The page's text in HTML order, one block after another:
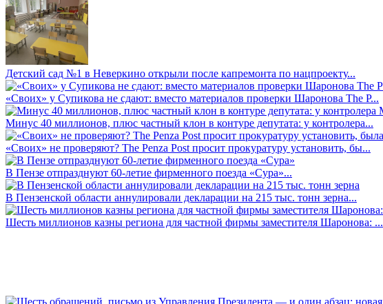
Детский сад №1 в Неверкино открыли после капремонта по нацпроекту...
«Своих» у Супикова не сдают: вместо материалов проверки Шаронова The P...
Минус 40 миллионов, плюс частный клон в контуре депутата: у контролера...
«Своих» не проверяют? The Penza Post просит прокуратуру установить, бы...
В Пензе отпразднуют 60-летие фирменного поезда «Сура»...
В Пензенской области аннулировали декларации на 215 тыс. тонн зерна...
Шесть миллионов казны региона для частной фирмы заместителя Шаронова: ...